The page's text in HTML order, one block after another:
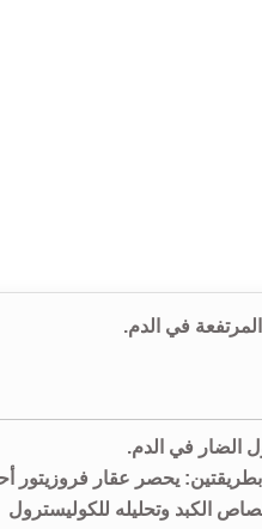
الضار في الدم.
يحصر عقار فروزيتور
الكبد وتحليله للكوليسترول